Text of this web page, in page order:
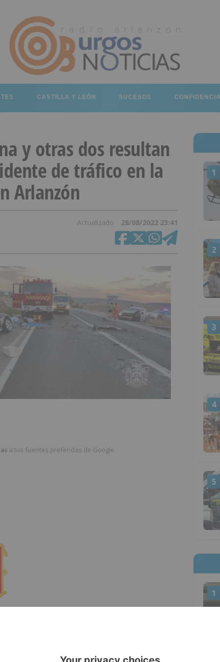
CASTILLA Y LEÓN SUCESOS
y otras dos resultan
de tráfico en la
Arlanzón
Actualizado 28/08/2022 23:41
a tus fuentes preferidas de Google
de Emergencias 1-1-2 recibe varias
1
2
3
4
5
1